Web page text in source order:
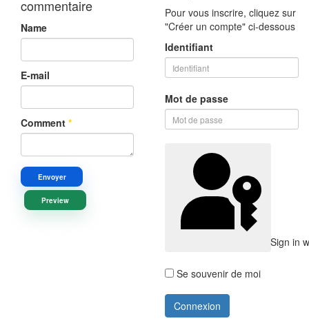
commentaire
Name
E-mail
Comment *
Envoyer
Preview
Pour vous inscrire, cliquez sur
"Créer un compte" ci-dessous
Identifiant
Mot de passe
Sign in
Se souvenir de moi